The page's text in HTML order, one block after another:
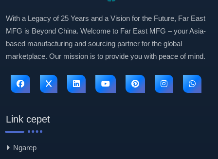
With a Legacy of 25 Years and a Vision for the Future, Far East
MFG is Beyond China. Welcome to Far East MFG – your Asia-
based manufacturing and sourcing partner for the global
marketplace. Our mission is to provide you with peace of mind.
Link cepet
Ngarep